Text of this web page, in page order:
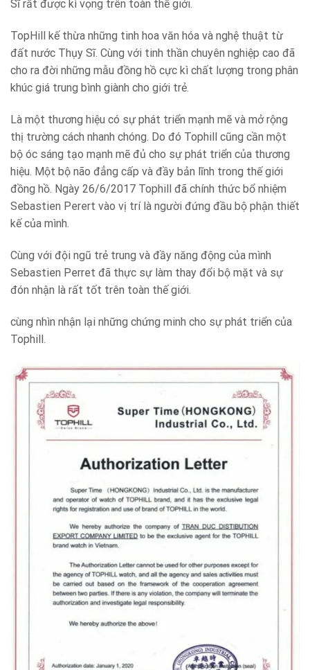
Sĩ rất được kì vọng trên toàn thế giới.
TopHill kế thừa những tinh hoa văn hóa và nghệ thuật từ
đất nước Thụy Sĩ. Cùng với tinh thần chuyên nghiệp cao đã
cho ra đời những mẫu đồng hồ cực kì chất lượng trong phân
khúc giá trung bình giành cho giới trẻ.
Là một thương hiệu có sự phát triển mạnh mẽ và mở rộng
thị trường cách nhanh chóng. Do đó Tophill cũng cần một
bộ óc sáng tạo mạnh mẽ đủ cho sự phát triển của thương
hiệu. Một bộ não đẳng cấp và đầy bản lĩnh trong thế giới
đồng hồ. Ngày 26/6/2017 Tophill đã chính thức bổ nhiệm
Sebastien Perert vào vị trí là người đứng đầu bộ phận thiết
kế của mình.
Cùng với đội ngũ trẻ trung và đầy năng động của mình
Sebastien Perret đã thực sự làm thay đổi bộ mặt và sự
đón nhận là rất tốt trên toàn thế giới.
cùng nhìn nhận lại những chứng minh cho sự phát triển của
Tophill.